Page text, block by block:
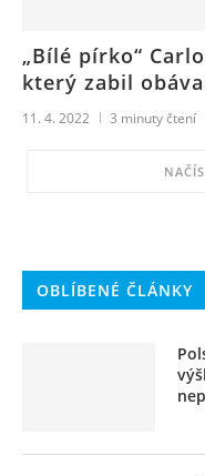
„Bílé pírko“
který zabil
11. 4. 2022 3 minuty čtení
OBLÍBENÉ ČLÁNKY